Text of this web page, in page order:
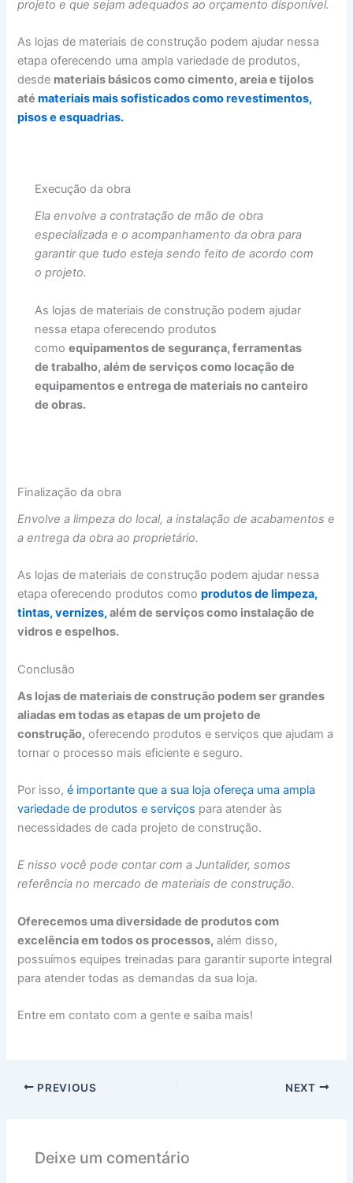
projeto e que sejam adequados ao orçamento disponível.
As lojas de materiais de construção podem ajudar nessa
etapa oferecendo uma ampla variedade de produtos,
desde materiais básicos como cimento, areia e tijolos
atémateriais mais sofisticados como revestimentos,
pisos e esquadrias.
Execução da obra
Ela envolve a contratação de mão de obra
especializada e o acompanhamento da obra para
garantir que tudo esteja sendo feito de acordo com
o projeto.
As lojas de materiais de construção podem ajudar
nessa etapa oferecendo produtos
comoequipamentos de segurança, ferramentas
de trabalho, além de serviços como locação de
equipamentos e entrega de materiais no canteiro
de obras.
Finalização da obra
Envolve a limpeza do local, a instalação de acabamentos e
a entrega da obra ao proprietário.
As lojas de materiais de construção podem ajudar nessa
etapa oferecendo produtos comoprodutos de limpeza,
tintas, vernizes,além de serviços como instalação de
vidros e espelhos.
Conclusão
As lojas de materiais de construção podem ser grandes
aliadas em todas as etapas de um projeto de
construção, oferecendo produtos e serviços que ajudam a
tornar o processo mais eficiente e seguro.
Por isso,é importante que a sua loja ofereça uma ampla
variedade de produtos e serviços para atender às
necessidades de cada projeto de construção.
E nisso você pode contar com a Juntalider, somos
referência no mercado de materiais de construção.
Oferecemos uma diversidade de produtos com
excelência em todos os processos, além disso,
possuímos equipes treinadas para garantir suporte integral
para atender todas as demandas da sua loja.
Entre em contato com a gente e saiba mais!
PREVIOUS NEXT
Deixe um comentário